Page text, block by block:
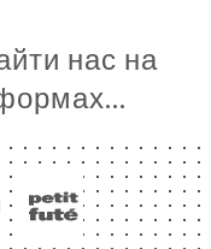
нас на